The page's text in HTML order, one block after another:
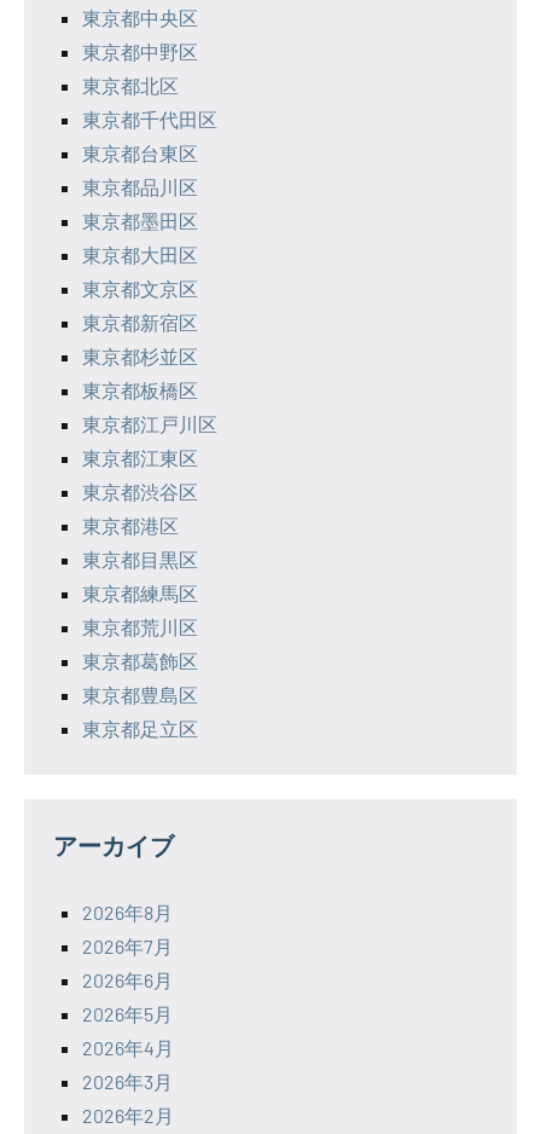
東京都中央区
東京都中野区
東京都北区
東京都千代田区
東京都台東区
東京都品川区
東京都墨田区
東京都大田区
東京都文京区
東京都新宿区
東京都杉並区
東京都板橋区
東京都江戸川区
東京都江東区
東京都渋谷区
東京都港区
東京都目黒区
東京都練馬区
東京都荒川区
東京都葛飾区
東京都豊島区
東京都足立区
アーカイブ
2026年8月
2026年7月
2026年6月
2026年5月
2026年4月
2026年3月
2026年2月